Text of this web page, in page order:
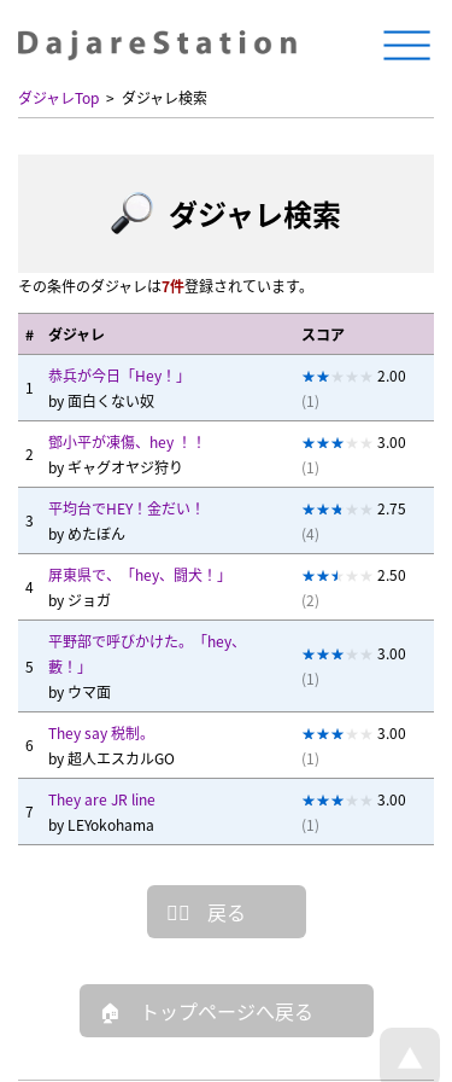
ダジャレTop ダジャレ検索
ダジャレ検索
その条件のダジャレは7件登録されています。
# ダジャレ スコア
1
恭兵が今日「Hey！」
by面白くない奴
2.00
(1)
2
鄧小平が凍傷、hey ！！
by ギャグオヤジ狩り
3.00
(1)
3
平均台でHEY！金だい！
by めたぼん
2.75
(4)
4
屏東県で、「hey、闘犬！」
by ジョガ
2.50
(2)
5
平野部で呼びかけた。「hey、
藪！」
by ウマ面
3.00
(1)
6
They say 税制。
by超人エスカルGO
3.00
(1)
7
They are JR line
by LEYokohama
3.00
(1)
戻る
トップページへ戻る